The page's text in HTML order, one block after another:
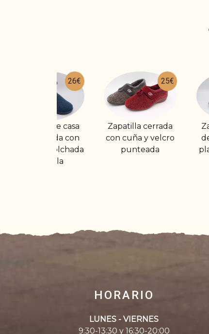
25€
Zapatilla cerrada
con cuña y velcro
punteada
23€
Zapatilla de casa
destalonada con
plantilla descanso
HORARIO
LUNES - VIERNES
9:30-13:30 y 16:30-20:00